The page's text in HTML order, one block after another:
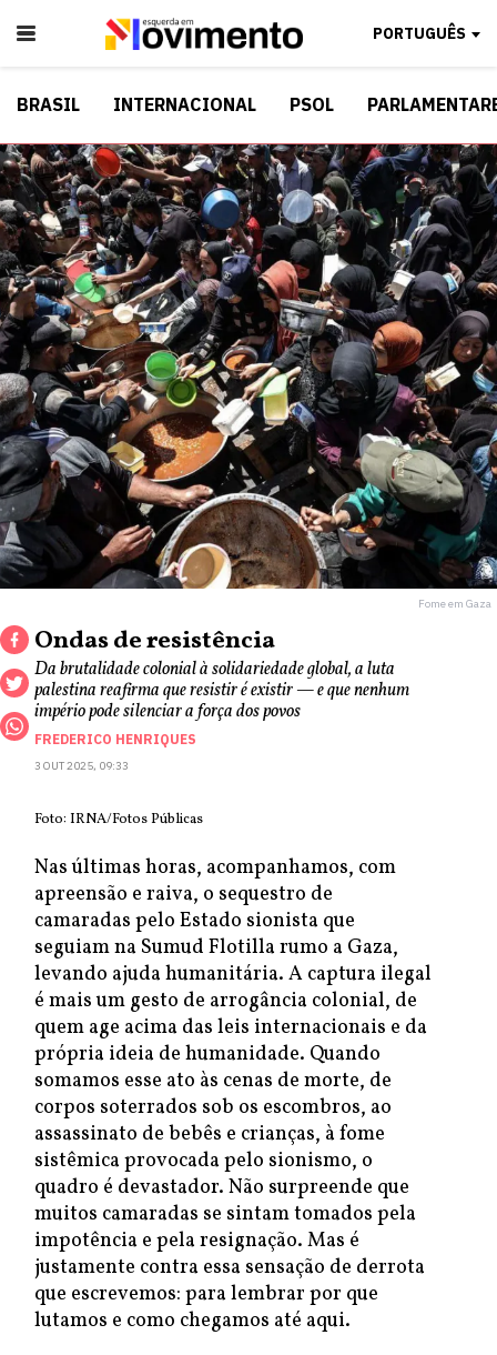
PORTUGUÊS
BRASIL INTERNACIONAL PSOL
Fome em Gaza
Ondas de resistência
Da brutalidade colonial à solidariedade global, a luta
palestina reafirma que resistir é existir — e que nenhum
império pode silenciar a força dos povos
FREDERICO HENRIQUES
3 OUT 2025, 09:33
Foto: IRNA/Fotos Públicas
Nas últimas horas, acompanhamos, com
apreensão e raiva, o sequestro de
camaradas pelo Estado sionista que
seguiam na Sumud Flotilla rumo a Gaza,
levando ajuda humanitária. A captura ilegal
é mais um gesto de arrogância colonial, de
quem age acima das leis internacionais e da
própria ideia de humanidade. Quando
somamos esse ato às cenas de morte, de
corpos soterrados sob os escombros, ao
assassinato de bebês e crianças, à fome
sistêmica provocada pelo sionismo, o
quadro é devastador. Não surpreende que
muitos camaradas se sintam tomados pela
impotência e pela resignação. Mas é
justamente contra essa sensação de derrota
que escrevemos: para lembrar por que
lutamos e como chegamos até aqui.